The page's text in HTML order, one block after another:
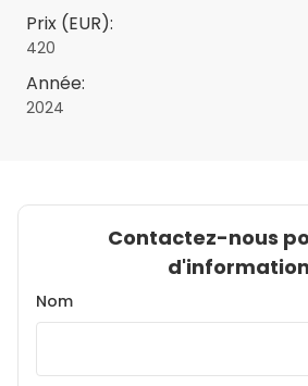
Prix (EUR):
420
Année:
2024
Contactez-nous
Nom